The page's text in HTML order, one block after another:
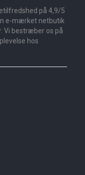
på 4,9/5
e-mærket netbutik
Vi bestræber os på
hos